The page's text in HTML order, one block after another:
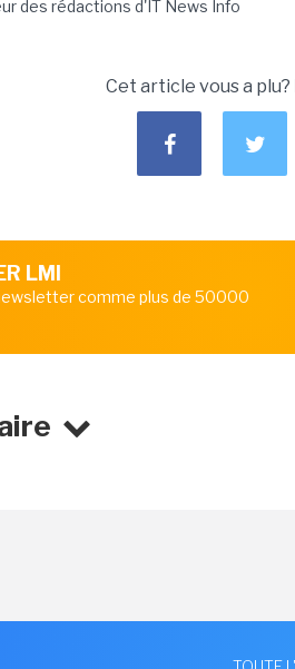
des rédactions d'IT News Info
Cet article vous a plu?
LMI
comme plus de 50000